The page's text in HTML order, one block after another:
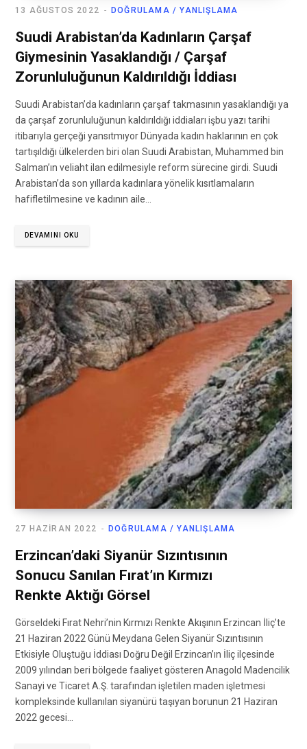
DOĞRULAMA / YANLIŞLAMA
13 AĞUSTOS 2022
Suudi Arabistan’da Kadınların Çarşaf
Giymesinin Yasaklandığı / Çarşaf
Zorunluluğunun Kaldırıldığı İddiası
Suudi Arabistan’da kadınların çarşaf takmasının yasaklandığı ya
da çarşaf zorunluluğunun kaldırıldığı iddiaları işbu yazı tarihi
itibarıyla gerçeği yansıtmıyor Dünyada kadın haklarının en çok
tartışıldığı ülkelerden biri olan Suudi Arabistan, Muhammed bin
Salman’ın veliaht ilan edilmesiyle reform sürecine girdi. Suudi
Arabistan’da son yıllarda kadınlara yönelik kısıtlamaların
hafifletilmesine ve kadının aile…
DEVAMINI OKU
DOĞRULAMA / YANLIŞLAMA
27 HAZIRAN 2022
Erzincan’daki Siyanür Sızıntısının
Sonucu Sanılan Fırat’ın Kırmızı
Renkte Aktığı Görsel
Görseldeki Fırat Nehri’nin Kırmızı Renkte Akışının Erzincan İliç’te
21 Haziran 2022 Günü Meydana Gelen Siyanür Sızıntısının
Etkisiyle Oluştuğu İddiası Doğru Değil Erzincan’ın İliç ilçesinde
2009 yılından beri bölgede faaliyet gösteren Anagold Madencilik
Sanayi ve Ticaret A.Ş. tarafından işletilen maden işletmesi
kompleksinde kullanılan siyanürü taşıyan borunun 21 Haziran
2022 gecesi…